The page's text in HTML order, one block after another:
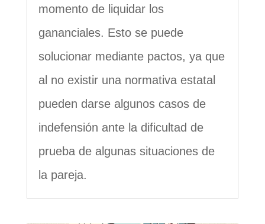
momento de liquidar los
gananciales. Esto se puede
solucionar mediante pactos, ya que
al no existir una normativa estatal
pueden darse algunos casos de
indefensión ante la dificultad de
prueba de algunas situaciones de
la pareja.